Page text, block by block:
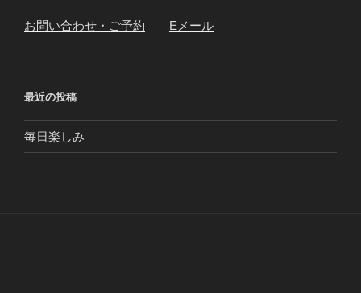
お問い合わせ・ご予約 Eメール
最近の投稿
毎日楽しみ